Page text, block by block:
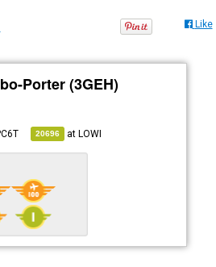
Like
Porter (3GEH)
20696 atLOWI